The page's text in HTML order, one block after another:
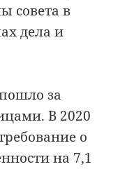
совета в
дела и
за
В 2020
о
на 7,1